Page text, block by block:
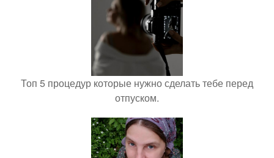
Топ 5 процедур которые нужно сделать тебе перед
отпуском.